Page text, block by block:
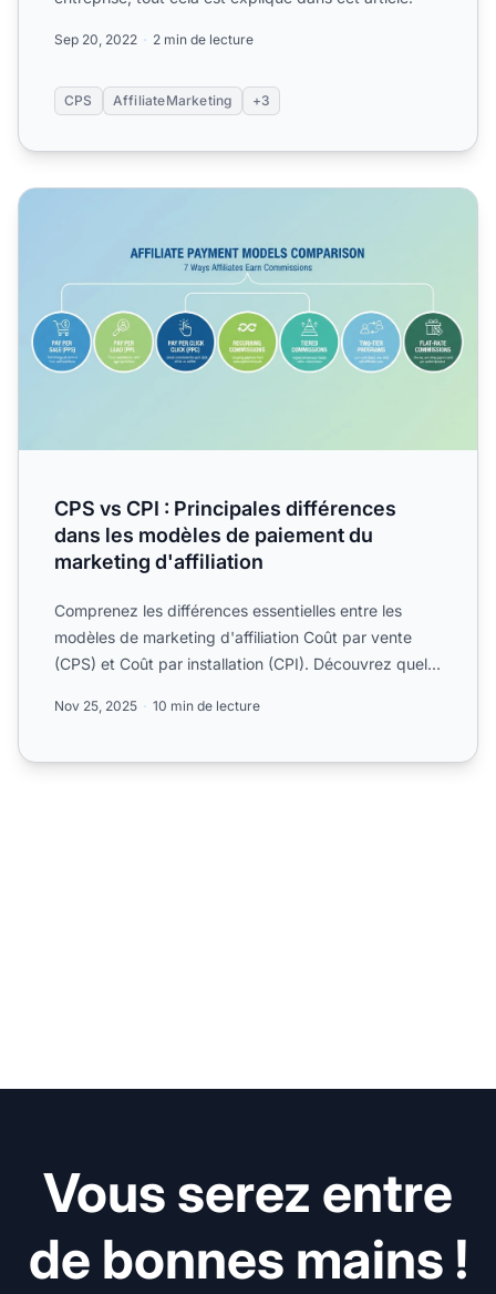
Sep 20, 2022 2 min de lecture
CPS AffiliateMarketing +3
CPS vs CPI : Principales différences dans les modèles
CPS vs CPI : Principales différences
dans les modèles de paiement du
marketing d'affiliation
Comprenez les différences essentielles entre les
modèles de marketing d'affiliation Coût par vente
(CPS) et Coût par installation (CPI). Découvrez quel
Nov 25, 2025 10 min de lecture
Vous serez entre
de bonnes mains !